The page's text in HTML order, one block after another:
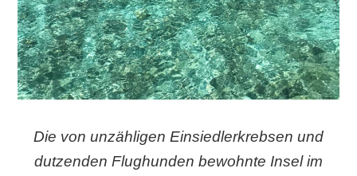
Die von unzähligen Einsiedlerkrebsen und
dutzenden Flughunden bewohnte Insel im